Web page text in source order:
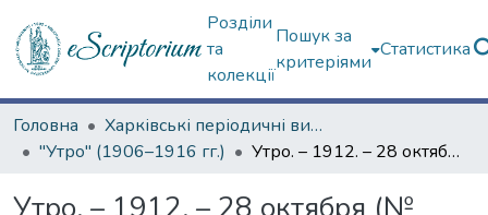
Розділи
та
колекції
Пошук за
критеріями
Статистика
Головна
Харківські періодичні видання
"Утро" (1906–1916 гг.)
Утро. – 1912. – 28 октября (№ 1786)